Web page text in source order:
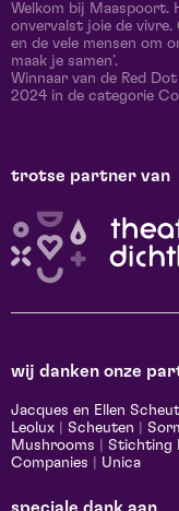
Welkom bij Maaspoort.
onvervalst joie de
en de vele mensen om
maak je samen’.
Winnaar van de Red
2024 in de categorie
trotse partner van
wij danken onze
Jacques en Ellen
Leolux
Scheuten
Mushrooms
Stichting
Companies
Unica